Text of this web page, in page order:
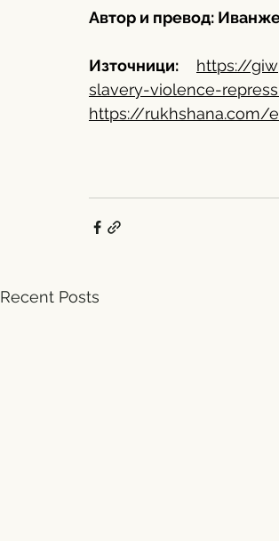
Автор и превод:
Източници: https://
slavery-violence-
https://
Recent Posts